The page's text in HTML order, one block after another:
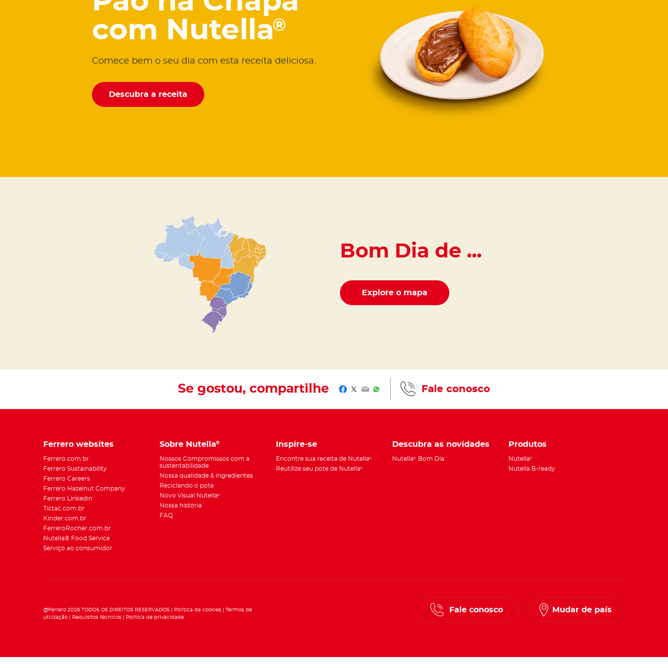
com Nutella®
Comece bem o seu dia com esta receita deliciosa.
Descubra a receita
Bom Dia de ...
Explore o mapa
Se gostou, compartilhe​ Facebook
Twitter
EmailWhatsApp Fale conosco
Ferrero websites
Ferrero.com.br
Ferrero Sustainability
Ferrero Careers
Ferrero Hazelnut Company
Ferrero Linkedin
Tictac.com.br
Kinder.com.br
FerreroRocher.com.br
Nutella® Food Service
Serviço ao consumidor
Sobre Nutella®
Nossos Compromissos com a
sustentabilidade
Nossa qualidade & ingredientes
Reciclando o pote
Novo Visual Nutella®
Nossa história
FAQ
Inspire-se
Encontre sua receita de Nutella®
Reutilize seu pote de Nutella®
Descubra as novidades
Nutella® Bom Dia
Produtos
Nutella®
Nutella B-ready
Fale conosco Mudar de país
@Ferrero 2026 TODOS OS DIREITOS RESERVADOS Política de cookies
Termos de
utilização
Requisitos técnicos Política de privacidade